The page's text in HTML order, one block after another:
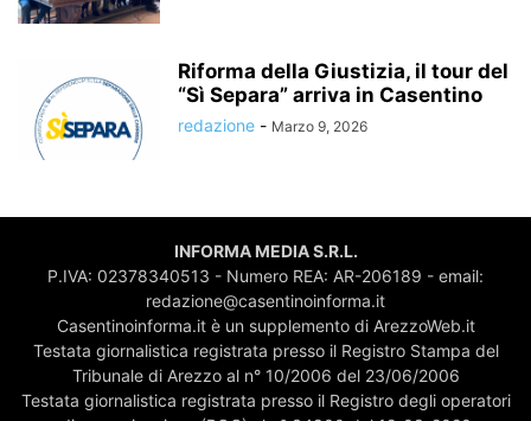
Riforma della Giustizia, il tour del
“Sì Separa” arriva in Casentino
redazione - Marzo 9, 2026
INFORMA MEDIA S.R.L.
P.IVA: 02378340513 - Numero REA: AR-206189 - email:
redazione@casentinoinforma.it
Casentinoinforma.it è un supplemento di ArezzoWeb.it
Testata giornalistica registrata presso il Registro Stampa del
Tribunale di Arezzo al n° 10/2006 del 23/06/2006
Testata giornalistica registrata presso il Registro degli operatori